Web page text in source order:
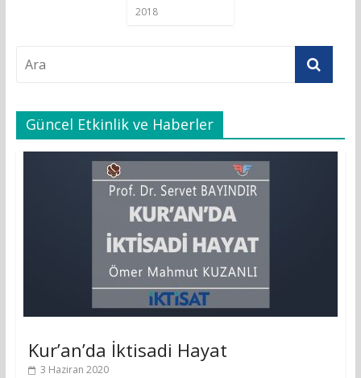
2018
Güncel Etkinlik ve Haberler
Kur’an’da İktisadi Hayat
3 Haziran 2020